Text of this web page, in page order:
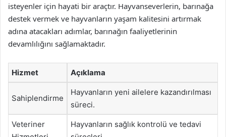
isteyenler için hayati bir araçtır. Hayvanseverlerin, barınağa
destek vermek ve hayvanların yaşam kalitesini artırmak
adına atacakları adımlar, barınağın faaliyetlerinin
devamlılığını sağlamaktadır.
Hizmet Açıklama
Sahiplendirme
Hayvanların yeni ailelere kazandırılması
süreci.
Veteriner
Hayvanların sağlık kontrolü ve tedavi